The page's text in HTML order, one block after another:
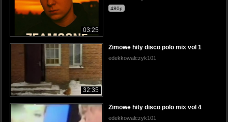
03:25
480p
32:35
Zimowe hity disco polo mix vol 1
edekkowalczyk101
Zimowe hity disco polo mix vol 4
edekkowalczyk101